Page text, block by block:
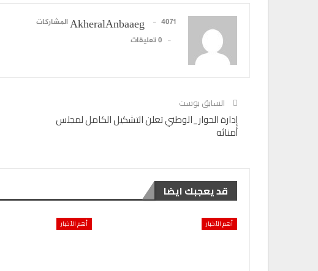
AkheralAnbaaeg
4071 المشاركات
0 تعليقات
السابق بوست
إدارة الحوار_الوطني تعلن التشكيل الكامل لمجلس
أمنائه
قد يعجبك ايضا
أهم الأخبار أهم الأخبار
AKHERALANBAAEG أسبوعين منذ 0